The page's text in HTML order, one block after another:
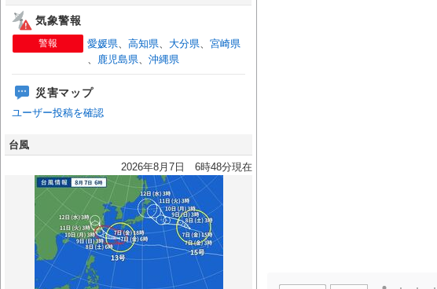
気象警報
警報 愛媛県、 高知県、 大分県、 宮崎県
、 鹿児島県、 沖縄県
災害マップ
ユーザー投稿を確認
台風
2026年8月7日 6時48分現在